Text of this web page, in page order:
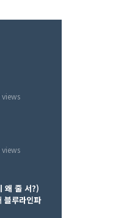
views
views
왜 줄 서?)
블루라인파